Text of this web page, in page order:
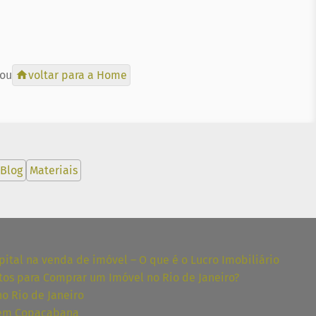
voltar para a Home
Blog Materiais
na venda de imóvel – O que é o Lucro Imobiliário
para Comprar um Imóvel no Rio de Janeiro?
Rio de Janeiro
Copacabana